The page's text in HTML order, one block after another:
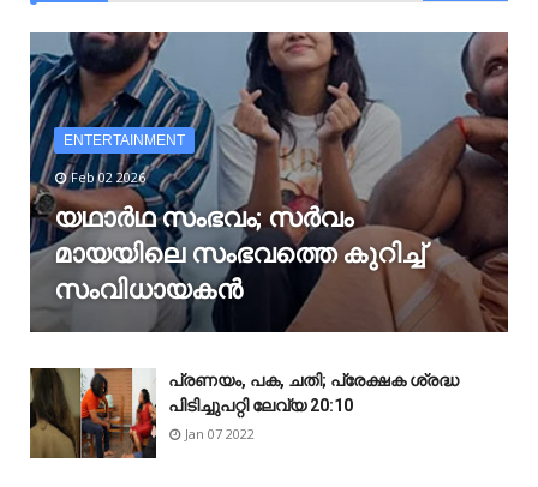
ENTERTAINMENT
Feb 02 2026
യഥാർഥ സംഭവം; സർവം
മായയിലെ സംഭവത്തെ കുറിച്ച്
സംവിധായകൻ
പ്രണയം, പക, ചതി; പ്രേക്ഷക ശ്രദ്ധ
പിടിച്ചുപറ്റി ലേവ്യ 20:10
Jan 07 2022